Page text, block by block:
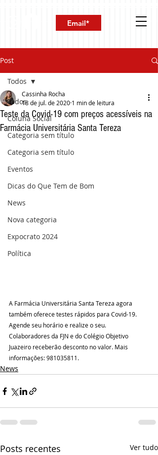
Post
Todos
Coluna Social
Categoria sem título
Categoria sem título
Eventos
Dicas do Que Tem de Bom
News
Nova categoria
Expocrato 2024
Política
Todos
Teste da Covid-19 com preços acessíveis na
Farmácia Universitária Santa Tereza
Cassinha Rocha
18 de jul. de 2020 1 min de leitura
A Farmácia Universitária Santa Tereza agora
também oferece testes rápidos para Covid-19.
Agende seu horário e realize o seu.
Colaboradores da FJN e do Colégio Objetivo
Juazeiro receberão desconto no valor. Mais
informações: 981035811.
News
Posts recentes Ver tudo